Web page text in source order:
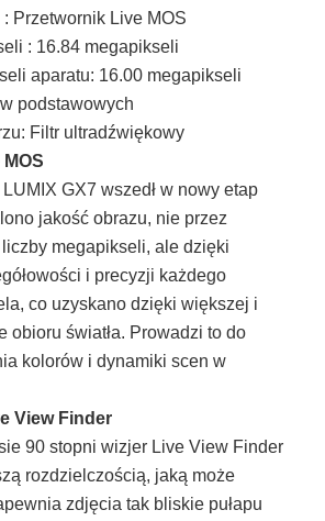
Przetwornik Live MOS
: 16.84 megapikseli
aparatu: 16.00 megapikseli
podstawowych
Filtr ultradźwiękowy
GX7 wszedł w nowy etap
jakość obrazu, nie przez
megapikseli, ale dzięki
i precyzji każdego
co uzyskano dzięki większej i
obioru światła. Prowadzi to do
kolorów i dynamiki scen w
View Finder
90 stopni wizjer Live View Finder
rozdzielczością, jaką może
zdjęcia tak bliskie pułapu